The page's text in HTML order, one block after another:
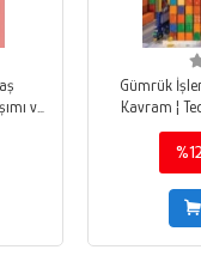
ve
Gümrük
Kavram ¦
%12